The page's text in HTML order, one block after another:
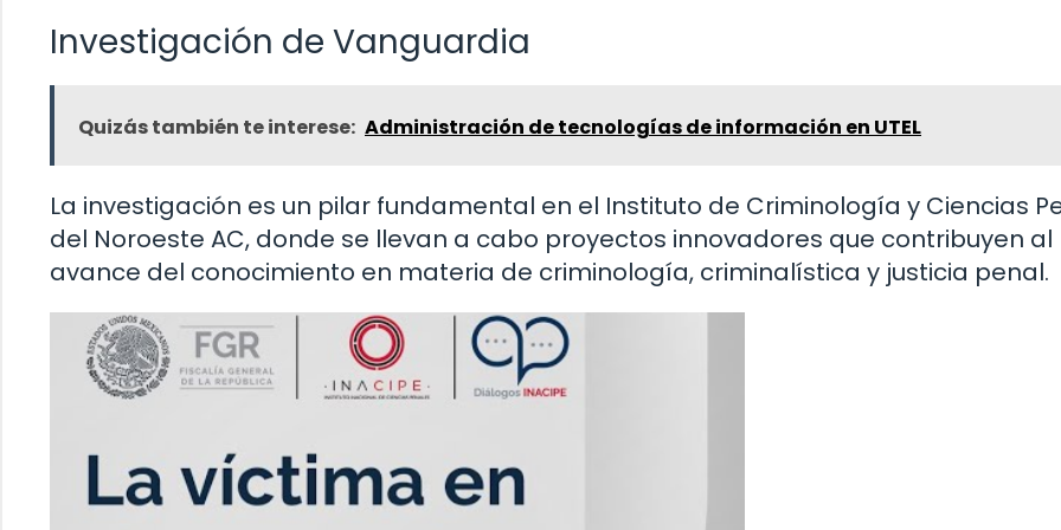
Investigación de Vanguardia
Quizás también te interese: Administración de tecnologías de información en UTEL
La investigación es un pilar fundamental en el Instituto de Criminología y Ciencias
del Noroeste AC, donde se llevan a cabo proyectos innovadores que contribuyen al
avance del conocimiento en materia de criminología, criminalística y justicia penal.